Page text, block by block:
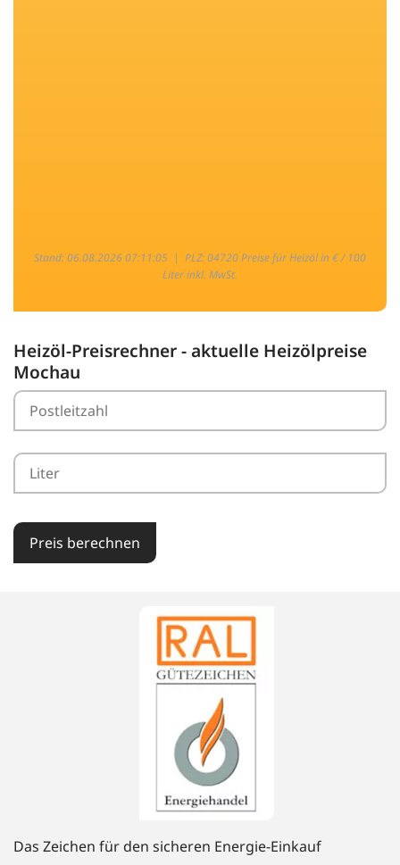
Stand: 06.08.2026 07:11:05 | PLZ: 04720 Preise für Heizöl in € / 100
Liter inkl. MwSt.
Heizöl-Preisrechner - aktuelle Heizölpreise
Mochau
Preis berechnen
Das Zeichen für den sicheren Energie-Einkauf